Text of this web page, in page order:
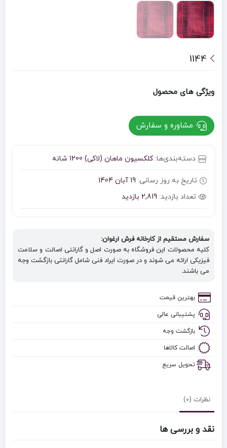
1144
ویژگی های محصول
مشاوره و سفارش
دسته‌بندی‌ها:کلکسیون ماهان (لاکی) 1200 شانه
تاریخ به روز رسانی: 19 آبان 1404
تعداد بازدید: 2,819 بازدید
سفارش مستقیم از کارخانه فرش ارغوان:
کلیه محصولات این فروشگاه به صورت اصل و گارانتی اصالت و سلامت
فیزیکی ارائه می شوند و در صورت ایراد فنی شامل گارانتی بازگشت وجه
می باشند.
بهترین قیمت
پشتیبانی عالی
بازگشت وجه
اصالت کالاها
تحویل سریع
نظرات (0)
نقد و بررسی ها